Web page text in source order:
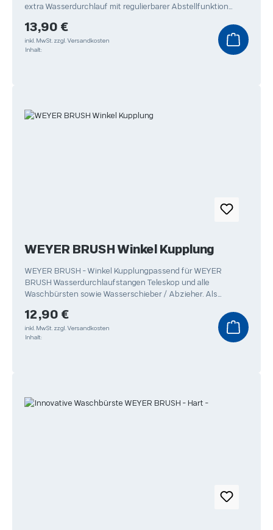
extra Wasserdurchlauf mit regulierbarer Abstellfunktion
Regulärer Preis:
13,90 €
inkl. MwSt. zzgl. Versandkosten
Inhalt:
WEYER BRUSH Winkel Kupplung
WEYER BRUSH - Winkel Kupplungpassend für WEYER
BRUSH Wasserdurchlaufstangen Teleskop und alle
Waschbürsten sowie Wasserschieber / Abzieher. Als
Regulärer Preis:
12,90 €
inkl. MwSt. zzgl. Versandkosten
Inhalt: